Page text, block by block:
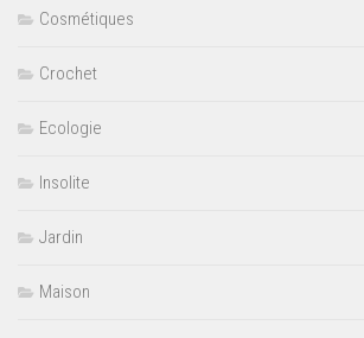
Cosmétiques
Crochet
Ecologie
Insolite
Jardin
Maison